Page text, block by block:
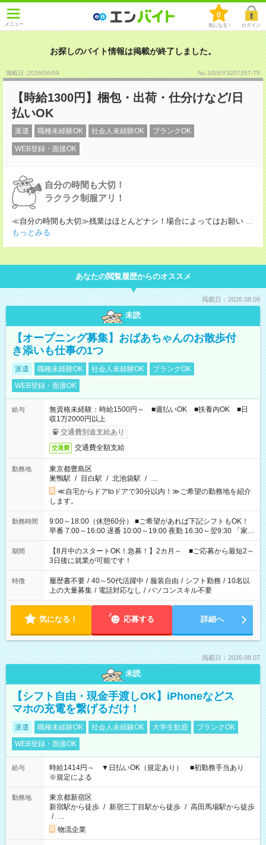
メニュー
0
気になる！ ログイン
お探しのバイト情報は掲載が終了しました。
掲載日 :2026/06/09 No.SGSIY3207357-T5
【時給1300円】梱包・出荷・仕分けなど/日
払いOK
派遣 職種未経験OK 社会人未経験OK ブランクOK
WEB登録・面接OK
自分の時間も大切！
ラクラク制服アリ！
≪自分の時間も大切≫残業はほとんどナシ！場合によってはお願い ...
もっとみる
あなたの閲覧履歴からのオススメ
掲載日：2026.08.09
未読
【オープニング募集】おばあちゃんのお散歩付
き添いも仕事の1つ
派遣 職種未経験OK 社会人未経験OK
ブランクOK
WEB登録・面接OK
給与
無資格未経験：時給1500円～ ■週払いOK ■扶養内OK ■日
収1万2000円以上
交通費別途支給あり
交通費 交通費全額支給
勤務地
東京都豊島区
巣鴨駅 / 目白駅 / 北池袋駅 / …
≪自宅からドアtoドアで30分以内！≫ご希望の勤務地を紹介
します。
勤務時間
9:00～18:00（休憩60分） ■ご希望があれば下記シフトもOK！
早番 7:00～16:00 遅番 10:00～19:00 夜勤 16:30～翌9:30 「家族
と休みを合わせたい」 「余裕を持って夕飯の準備がしたい」
「できれば残業はしたくない」 など、ご希望を教えてください
ね。 ※Wワーク希望の方へ 今ご覧のお仕事で希望する勤務時間
と、もう1つのお仕事の勤務時間。 合計で週40時間を超える場
合は応募できません。
期間
【8月中のスタートOK！急募！】2カ月～ ■ご応募から最短2～
3日後に就業が可能です！
特徴 履歴書不要 / 40～50代活躍中 / 服装自由 / シフト勤務 / 10名以
上の大量募集 / 電話対応なし / パソコンスキル不要
気になる！ 応募する 詳細へ
掲載日：2026.08.07
未読
【シフト自由・現金手渡しOK】iPhoneなどス
マホの充電を繋げるだけ！
派遣 職種未経験OK 社会人未経験OK 大学生歓迎
ブランクOK
WEB登録・面接OK
給与
時給1414円～ ▼日払いOK（規定あり） ■初勤務手当あり
※規定による
勤務地
東京都新宿区
新宿駅から徒歩 / 新宿三丁目駅から徒歩 / 高田馬場駅から徒歩
/ …
物流企業